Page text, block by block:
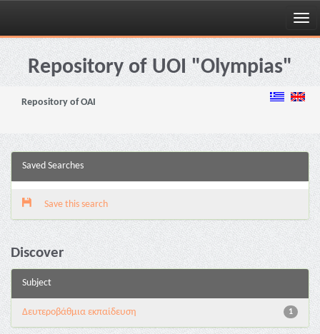
Skip
navigationRepository of UOI "Olympias"
Repository of OAI
Saved Searches
Save this search
Discover
Subject
1
Δευτεροβάθμια εκπαίδευση